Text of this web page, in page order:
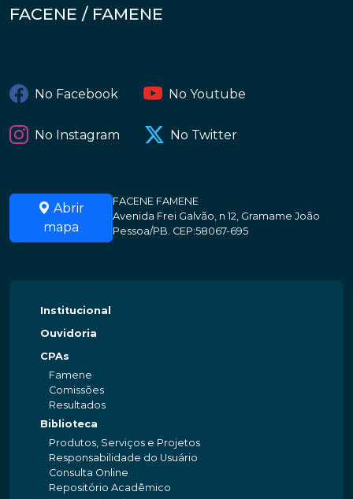
FACENE / FAMENE
No Facebook No Youtube
No Instagram No Twitter
Abrir
mapa
FACENE FAMENE
Avenida Frei Galvão, n 12, Gramame João
Pessoa/PB. CEP:58067-695
Institucional
Ouvidoria
CPAs
Famene
Comissões
Resultados
Biblioteca
Produtos, Serviços e Projetos
Responsabilidade do Usuário
Consulta Online
Repositório Acadêmico